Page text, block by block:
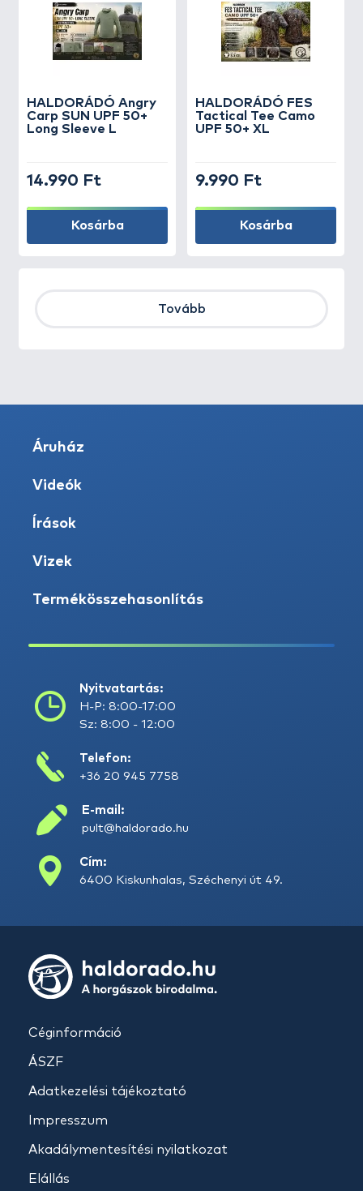
HALDORÁDÓ Angry
Carp SUN UPF 50+
Long Sleeve L
14.990 Ft
Kosárba
HALDORÁDÓ FES
Tactical Tee Camo
UPF 50+ XL
9.990 Ft
Kosárba
Tovább
Áruház
Videók
Írások
Vizek
Termékösszehasonlítás
Nyitvatartás:
H-P: 8:00-17:00
Sz: 8:00 - 12:00
Telefon:
+36 20 945 7758
E-mail:
pult@haldorado.hu
Cím:
6400 Kiskunhalas, Széchenyi út 49.
Céginformáció
ÁSZF
Adatkezelési tájékoztató
Impresszum
Akadálymentesítési nyilatkozat
Elállás